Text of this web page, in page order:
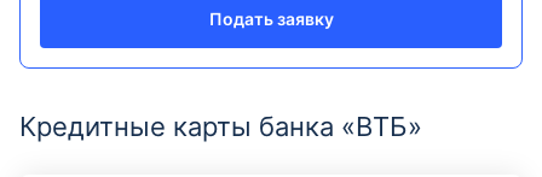
Подать заявку
Кредитные карты банка «ВТБ»